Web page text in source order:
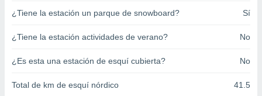
o acceder
¿Tiene la estación un parque de snowboard? Sí
¿Tiene la estación actividades de verano? No
¿Es esta una estación de esquí cubierta? No
Total de km de esquí nórdico 41.5